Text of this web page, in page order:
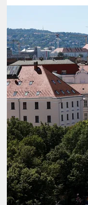
nord
wahrheit
verlag
verlag
veranstaltungen
shop
fragen & hilfe
unterstützen
abo
genossenschaft